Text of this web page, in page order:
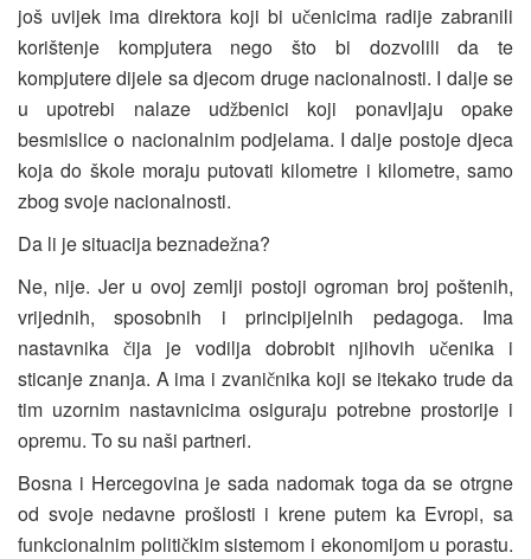
još uvijek ima direktora koji bi učenicima radije zabranili
korištenje kompjutera nego što bi dozvolili da te
kompjutere dijele sa djecom druge nacionalnosti. I dalje se
u upotrebi nalaze udžbenici koji ponavljaju opake
besmislice o nacionalnim podjelama. I dalje postoje djeca
koja do škole moraju putovati kilometre i kilometre, samo
zbog svoje nacionalnosti.
Da li je situacija beznadežna?
Ne, nije. Jer u ovoj zemlji postoji ogroman broj poštenih,
vrijednih, sposobnih i principijelnih pedagoga. Ima
nastavnika
čija je vodilja dobrobit njihovih učenika i
sticanje znanja. A ima i zvaničnika koji se itekako trude da
tim uzornim nastavnicima osiguraju potrebne prostorije i
opremu. To su naši partneri.
Bosna i Hercegovina je sada nadomak toga da se otrgne
od svoje nedavne prošlosti i krene putem ka Evropi, sa
funkcionalnim političkim sistemom i ekonomijom u porastu.